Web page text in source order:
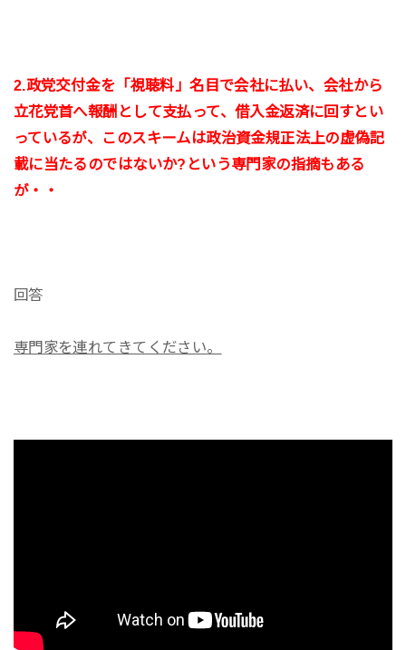
2.政党交付金を「視聴料」名目で会社に払い、会社から
立花党首へ報酬として支払って、借入金返済に回すとい
っているが、このスキームは政治資金規正法上の虚偽記
載に当たるのではないか?という専門家の指摘もある
が・・
回答
専門家を連れてきてください。